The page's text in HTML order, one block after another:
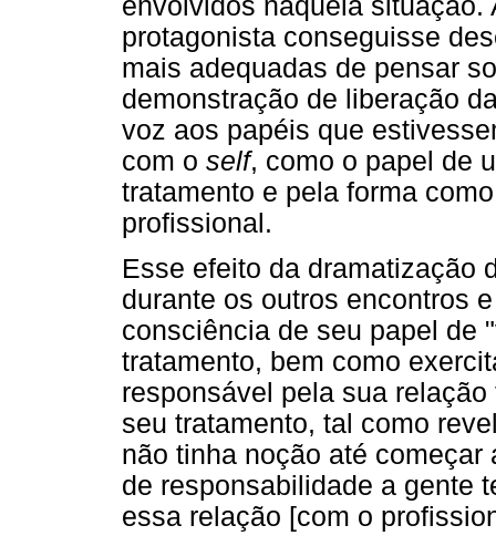
envolvidos naquela situação.
protagonista conseguisse
mais adequadas de pensar
demonstração de liberação
voz aos papéis que
com o self, como o papel de
tratamento e pela forma
profissional.
Esse efeito da dramatização
durante os outros encontros
consciência de seu papel de
tratamento, bem como
responsável pela sua
seu tratamento, tal como
não tinha noção até
de responsabilidade a gente
essa relação [com o